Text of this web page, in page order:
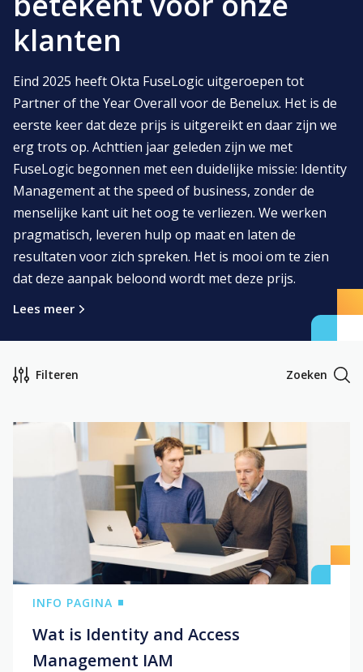
Passwordless
Hoe werkt het?
Plan een call
klanten
Eind 2025 heeft Okta FuseLogic uitgeroepen tot
Partner of the Year Overall voor de Benelux. Het is de
eerste keer dat deze prijs is uitgereikt en daar zijn we
erg trots op. Achttien jaar geleden zijn we met
FuseLogic begonnen met een duidelijke missie: Identity
Management at the speed of business, zonder de
menselijke kant uit het oog te verliezen. We werken
pragmatisch, leveren hulp op maat en laten de
resultaten voor zich spreken. Het is mooi om te zien
dat deze aanpak beloond wordt met deze prijs.
Lees meer
Filteren Zoeken
Case Studies
Info Pagina
Identity Management
INFO PAGINA
Wat is Identity and Access
Management IAM